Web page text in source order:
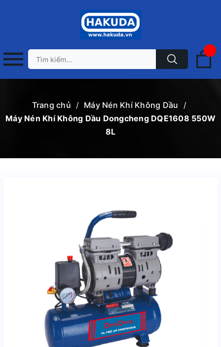
Trang chủ / Máy Nén Khí Không Dầu
/
Máy Nén Khí Không Dầu Dongcheng DQE1608 550W
8L